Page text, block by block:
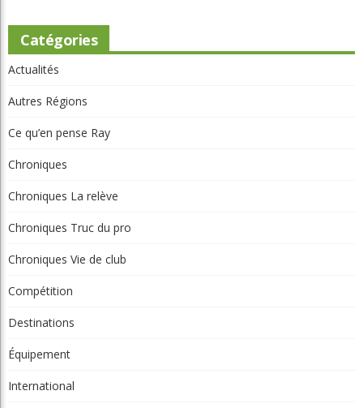
Catégories
Actualités
Autres Régions
Ce qu’en pense Ray
Chroniques
Chroniques La relève
Chroniques Truc du pro
Chroniques Vie de club
Compétition
Destinations
Équipement
International